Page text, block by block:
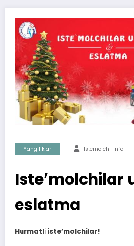
Yangiliklar Istemolchi-Info
Isteʼmolchilar
eslatma
Hurmatli isteʼmolchilar!